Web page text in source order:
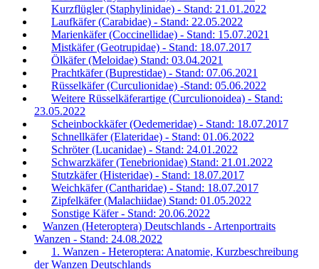
Kurzflügler (Staphylinidae) - Stand: 21.01.2022
Laufkäfer (Carabidae) - Stand: 22.05.2022
Marienkäfer (Coccinellidae) - Stand: 15.07.2021
Mistkäfer (Geotrupidae) - Stand: 18.07.2017
Ölkäfer (Meloidae) Stand: 03.04.2021
Prachtkäfer (Buprestidae) - Stand: 07.06.2021
Rüsselkäfer (Curculionidae) -Stand: 05.06.2022
Weitere Rüsselkäferartige (Curculionoidea) - Stand:
23.05.2022
Scheinbockkäfer (Oedemeridae) - Stand: 18.07.2017
Schnellkäfer (Elateridae) - Stand: 01.06.2022
Schröter (Lucanidae) - Stand: 24.01.2022
Schwarzkäfer (Tenebrionidae) Stand: 21.01.2022
Stutzkäfer (Histeridae) - Stand: 18.07.2017
Weichkäfer (Cantharidae) - Stand: 18.07.2017
Zipfelkäfer (Malachiidae) Stand: 01.05.2022
Sonstige Käfer - Stand: 20.06.2022
Wanzen (Heteroptera) Deutschlands - Artenportraits
Wanzen - Stand: 24.08.2022
1. Wanzen - Heteroptera: Anatomie, Kurzbeschreibung
der Wanzen Deutschlands